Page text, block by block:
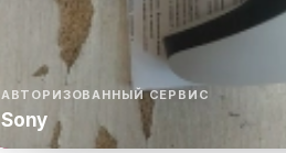
Осушитель воздуха
Водонагреватель
Кулер для воды
АВТОРИЗОВАННЫЙ СЕРВИС
Sony